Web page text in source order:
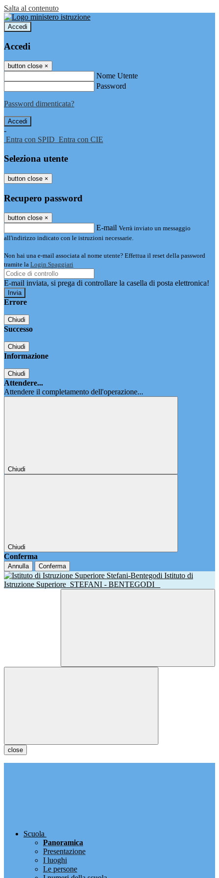
Salta al contenuto
Accedi
Accedi
button close ×
Nome Utente
Password
Password dimenticata?
-
Entra con SPID Entra con CIE
Seleziona utente
button close ×
Recupero password
button close ×
E-mail Verrà inviato un messaggio
all'indirizzo indicato con le istruzioni necessarie.
Non hai una e-mail associata al nome utente? Effettua il reset della password
tramite la Login Spaggiari
E-mail inviata, si prega di controllare la casella di posta elettronica!
Errore
Chiudi
Successo
Chiudi
Informazione
Chiudi
Attendere...
Attendere il completamento dell'operazione...
Chiudi
Chiudi
Conferma
Annulla Conferma
Istituto di
Istruzione Superiore STEFANI - BENTEGODI
close
Scuola
Panoramica
Presentazione
I luoghi
Le persone